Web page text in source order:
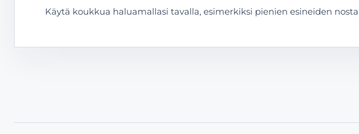
Käytä koukkua haluamallasi tavalla, esimerkiksi pienien esineiden